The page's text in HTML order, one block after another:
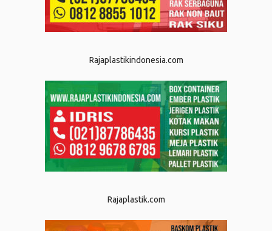
Rajaplastikindonesia.com
Rajaplastik.com